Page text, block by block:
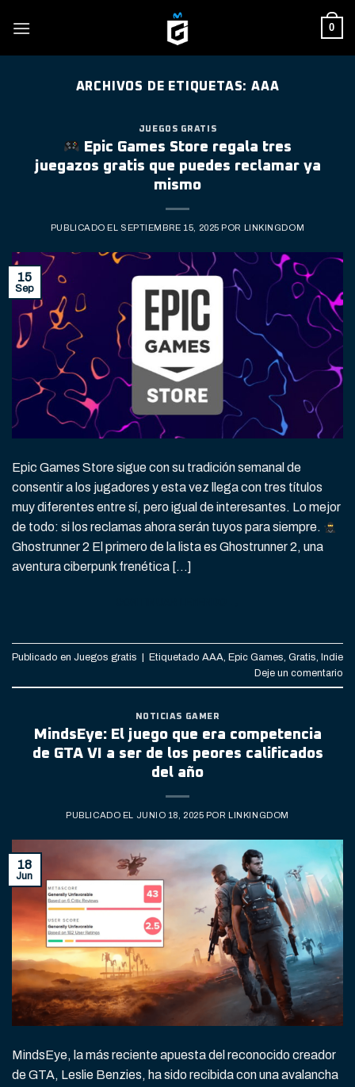
0
ARCHIVOS DE ETIQUETAS: AAA
JUEGOS GRATIS
Epic Games Store regala tres
juegazos gratis que puedes reclamar ya
mismo
PUBLICADO EL SEPTIEMBRE 15, 2025 POR LINKINGDOM
15
Sep
Epic Games Store sigue con su tradición semanal de
consentir a los jugadores y esta vez llega con tres títulos
muy diferentes entre sí, pero igual de interesantes. Lo mejor
de todo: si los reclamas ahora serán tuyos para siempre.
Ghostrunner 2 El primero de la lista es Ghostrunner 2, una
aventura ciberpunk frenética […]
Publicado en Juegos gratis | Etiquetado AAA Epic Games Gratis Indie
Deje un comentario
NOTICIAS GAMER
MindsEye: El juego que era competencia
de GTA VI a ser de los peores calificados
del año
PUBLICADO EL JUNIO 18, 2025 POR LINKINGDOM
18
Jun
MindsEye, la más reciente apuesta del reconocido creador
de GTA, Leslie Benzies, ha sido recibida con una avalancha